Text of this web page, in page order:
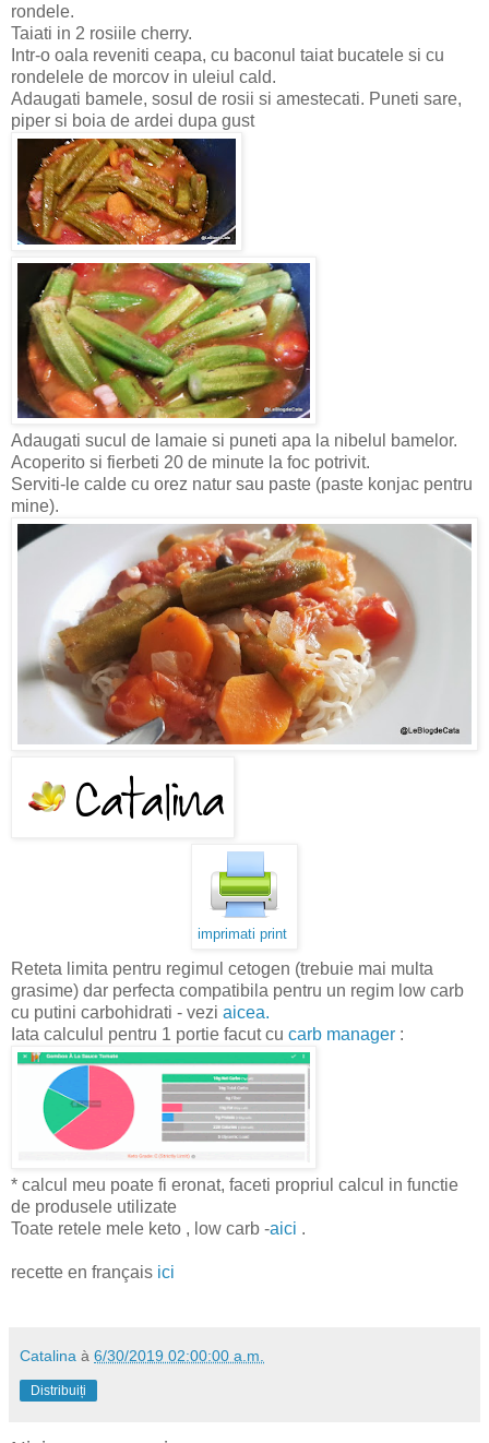
rondele.
Taiati in 2 rosiile cherry.
Intr-o oala reveniti ceapa, cu baconul taiat bucatele si cu
rondelele de morcov in uleiul cald.
Adaugati bamele, sosul de rosii si amestecati. Puneti sare,
piper si boia de ardei dupa gust
Adaugati sucul de lamaie si puneti apa la nibelul bamelor.
Acoperito si fierbeti 20 de minute la foc potrivit.
Serviti-le calde cu orez natur sau paste (paste konjac pentru
mine).
imprimati print
Reteta limita pentru regimul cetogen (trebuie mai multa
grasime) dar perfecta compatibila pentru un regim low carb
cu putini carbohidrati - vezi aicea.
Iata calculul pentru 1 portie facut cu carb manager :
* calcul meu poate fi eronat, faceti propriul calcul in functie
de produsele utilizate
Toate retele mele keto , low carb -aici .
recette en français ici
Catalina à 6/30/2019 02:00:00 a.m.
Distribuiți